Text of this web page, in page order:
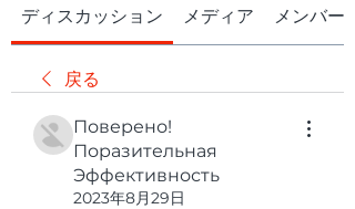
ディスカッション メディア メンバー
戻る
Поверено!
Поразительная
Эффективность
2023年8月29日